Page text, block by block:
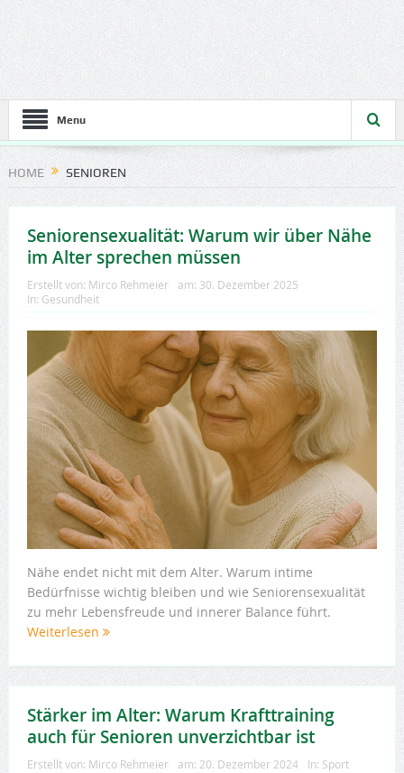
Menu
HOME SENIOREN
Seniorensexualität: Warum wir über Nähe
im Alter sprechen müssen
Erstellt von: Mirco Rehmeier am: 30. Dezember 2025
In: Gesundheit
Nähe endet nicht mit dem Alter. Warum intime
Bedürfnisse wichtig bleiben und wie Seniorensexualität
zu mehr Lebensfreude und innerer Balance führt.
Weiterlesen
Stärker im Alter: Warum Krafttraining
auch für Senioren unverzichtbar ist
Erstellt von: Mirco Rehmeier am: 20. Dezember 2024 In: Sport